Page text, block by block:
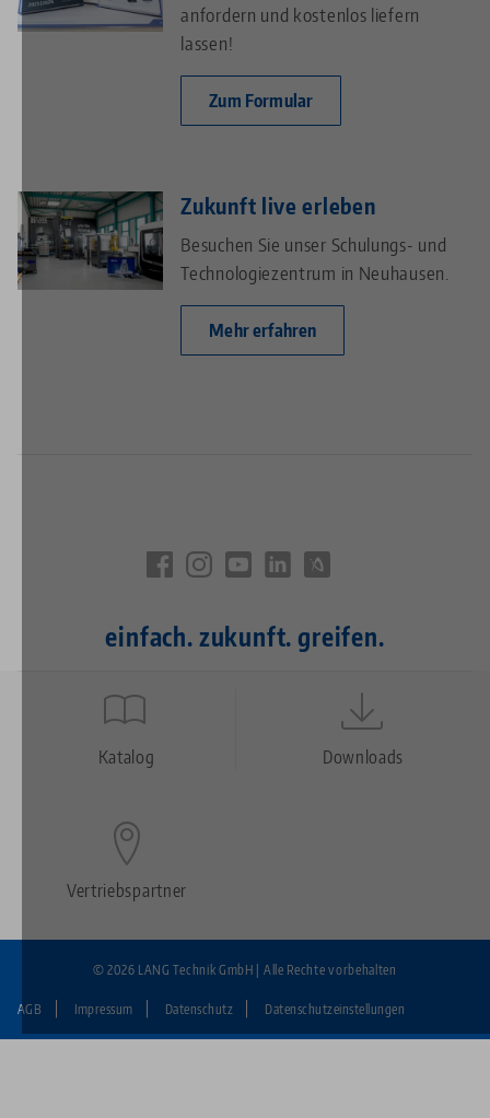
anfordern und kostenlos liefern
lassen!
Zum Formular
Zukunft live erleben
Besuchen Sie unser Schulungs- und
Technologiezentrum in Neuhausen.
Mehr erfahren
einfach. zukunft. greifen.
Quicklinks
Katalog Downloads
Vertriebspartner
Fußzeile:
AGB Impressum Datenschutz Datenschutzeinstellungen
© 2026 LANG Technik GmbH | Alle Rechte vorbehalten